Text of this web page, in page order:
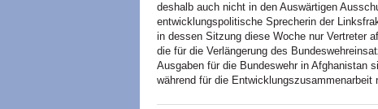
deshalb auch nicht in den Auswärtigen
entwicklungspolitische Sprecherin der
in dessen Sitzung diese Woche nur Vertreter
die für die Verlängerung des
Ausgaben für die Bundeswehr in Afghanistan
während für die Entwicklungszusammenarbeit